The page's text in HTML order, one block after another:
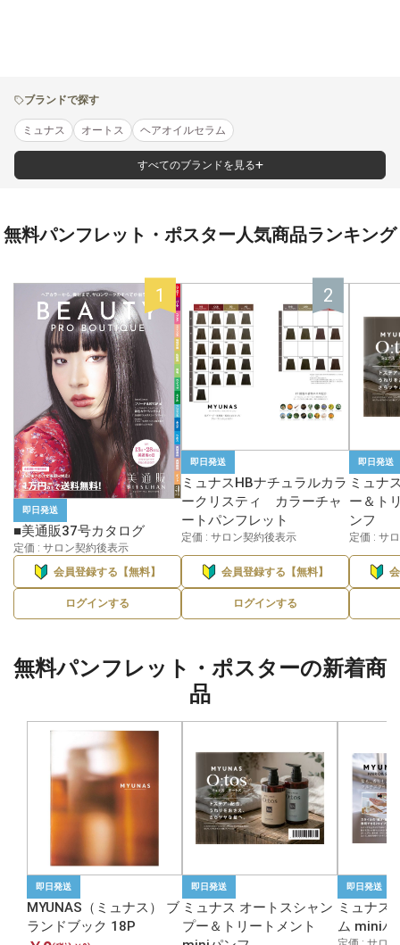
ブランドで探す
ミュナス オートス ヘアオイルセラム
すべてのブランドを見る
無料パンフレット・ポスター人気商品ランキング
即日発送
■美通販37号カタログ
定価 : サロン契約後表示
会員登録する【無料】
ログインする
即日発送
ミュナスHBナチュラルカラ
ークリスティ カラーチャ
ートパンフレット
定価 : サロン契約後表示
会員登録する【無料】
ログインする
即日発送
ミュナ
ー＆ト
ンフ
定価 : サ
無料パンフレット・ポスターの新着商
品
即日発送
MYUNAS（ミュナス） ブ
ランドブック 18P
即日発送
ミュナス オートスシャン
プー＆トリートメント
即日発送
ミュナス
ム miniパ